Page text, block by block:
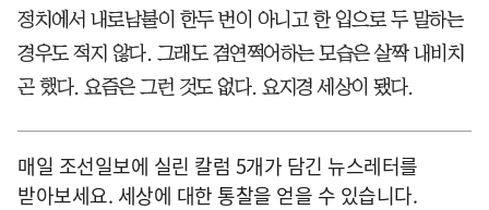
정치에서 내로남불이 한두 번이 아니고 한 입으로 두 말하는
경우도 적지 않다. 그래도 겸연쩍어하는 모습은 살짝 내비치
곤 했다. 요즘은 그런 것도 없다. 요지경 세상이 됐다.
매일 조선일보에 실린 칼럼 5개가 담긴 뉴스레터를
받아보세요. 세상에 대한 통찰을 얻을 수 있습니다.